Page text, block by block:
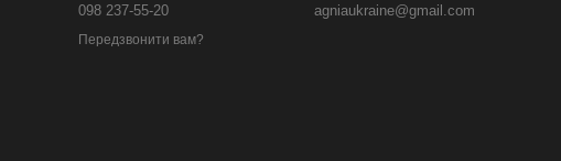
098 237-55-20
Передзвонити вам?
agniaukraine@gmail.com